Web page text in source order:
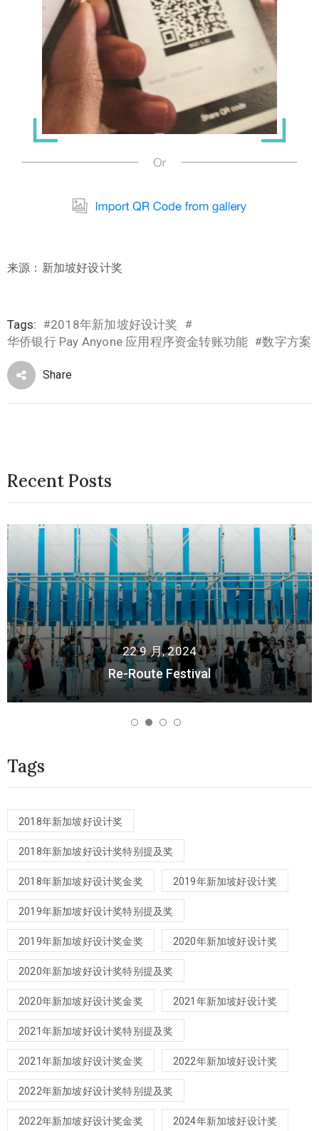
来源：新加坡好设计奖
Tags: #2018年新加坡好设计奖 #
华侨银行 Pay Anyone 应用程序资金转账功能 #数字方案
Share
Recent Posts
22 9 月, 2024
Re-Route Festival
Tags
2018年新加坡好设计奖
2018年新加坡好设计奖特别提及奖
2018年新加坡好设计奖金奖 2019年新加坡好设计奖
2019年新加坡好设计奖特别提及奖
2019年新加坡好设计奖金奖 2020年新加坡好设计奖
2020年新加坡好设计奖特别提及奖
2020年新加坡好设计奖金奖 2021年新加坡好设计奖
2021年新加坡好设计奖特别提及奖
2021年新加坡好设计奖金奖 2022年新加坡好设计奖
2022年新加坡好设计奖特别提及奖
2022年新加坡好设计奖金奖 2024年新加坡好设计奖